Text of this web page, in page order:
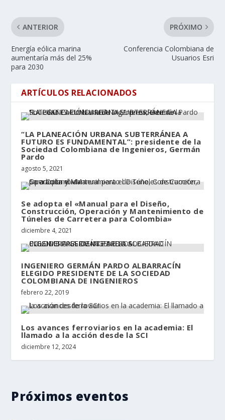
ANTERIOR
Energía eólica marina
aumentaría más del 25%
para 2030
PRÓXIMO
Conferencia Colombiana de
Usuarios Esri
ARTÍCULOS RELACIONADOS
“LA PLANEACIÓN URBANA SUBTERRÁNEA A
FUTURO ES FUNDAMENTAL”: presidente de la
Sociedad Colombiana de Ingenieros, Germán
Pardo
agosto 5, 2021
Se adopta el «Manual para el Diseño,
Construcción, Operación y Mantenimiento de
Túneles de Carretera para Colombia»
diciembre 4, 2021
INGENIERO GERMÁN PARDO ALBARRACÍN
ELEGIDO PRESIDENTE DE LA SOCIEDAD
COLOMBIANA DE INGENIEROS
febrero 22, 2019
Los avances ferroviarios en la academia: El
llamado a la acción desde la SCI
diciembre 12, 2024
Próximos eventos